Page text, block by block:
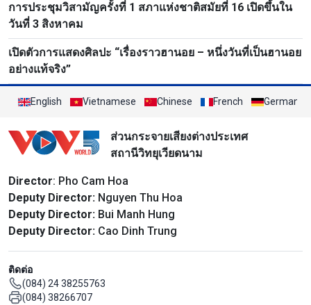
การประชุมวิสามัญครั้งที่ 1 สภาแห่งชาติสมัยที่ 16 เปิดขึ้นใน
วันที่ 3 สิงหาคม
เปิดตัวการแสดงศิลปะ “เรื่องราวฮานอย – หนึ่งวันที่เป็นฮานอย
อย่างแท้จริง”
English Vietnamese Chinese French German
ส่วนกระจายเสียงต่างประเทศ
สถานีวิทยุเวียดนาม
Director: Pho Cam Hoa
Deputy Director: Nguyen Thu Hoa
Deputy Director: Bui Manh Hung
Deputy Director: Cao Dinh Trung
ติดต่อ
(084) 24 38255763
(084) 38266707